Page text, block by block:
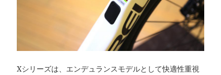
Xシリーズは、エンデュランスモデルとして快適性重視